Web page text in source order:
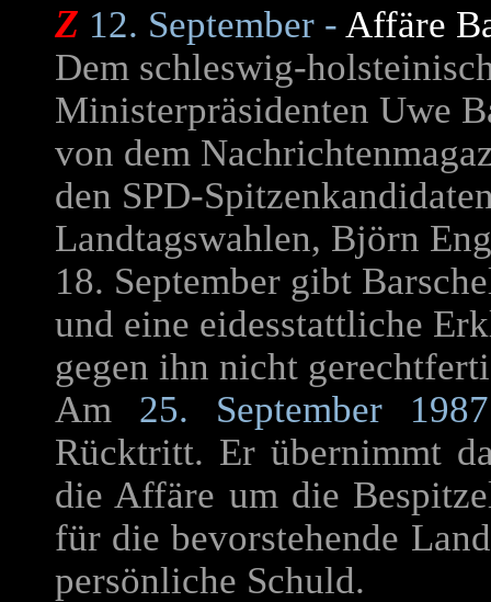
Z 12. September - Affäre
Dem schleswig-
Ministerpräsidenten Uwe
von dem
den SPD-
Landtagswahlen, Björn
18. September gibt
und eine eidesstattliche
gegen ihn nicht
Am 25. September 1987
Rücktritt. Er übernimmt
die Affäre um die
für die bevorstehende
persönliche Schuld.